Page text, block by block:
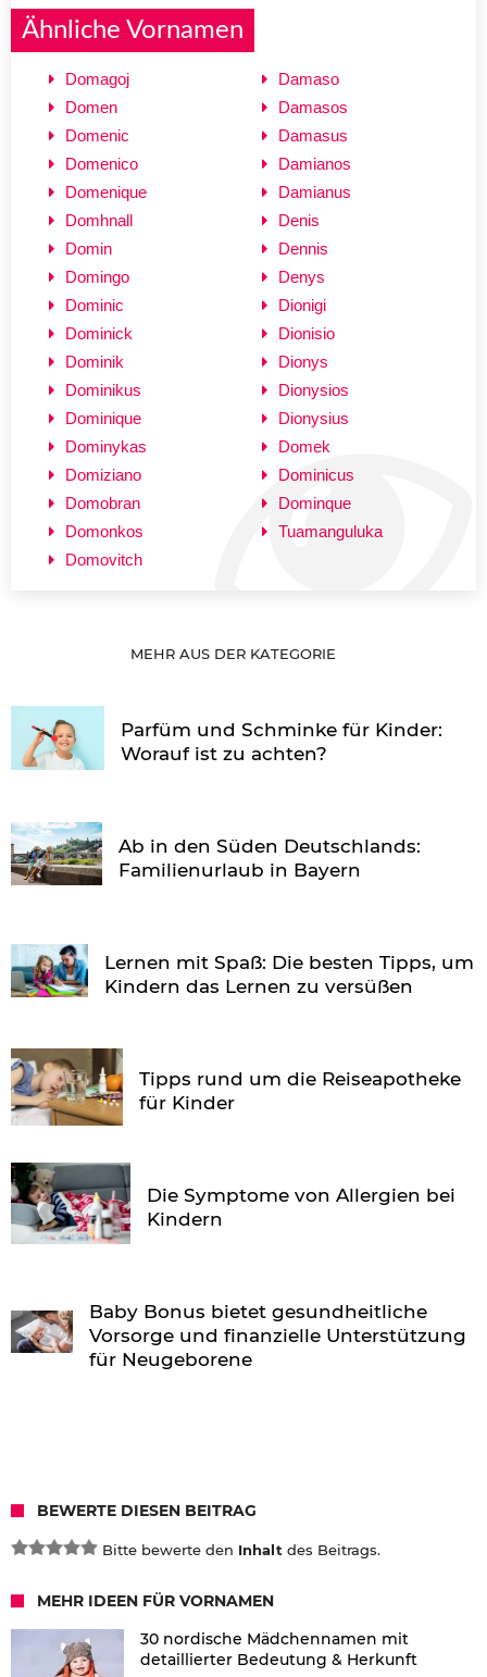
Ähnliche Vornamen
Domagoj
Domen
Domenic
Domenico
Domenique
Domhnall
Domin
Domingo
Dominic
Dominick
Dominik
Dominikus
Dominique
Dominykas
Domiziano
Domobran
Domonkos
Domovitch
Damaso
Damasos
Damasus
Damianos
Damianus
Denis
Dennis
Denys
Dionigi
Dionisio
Dionys
Dionysios
Dionysius
Domek
Dominicus
Dominque
Tuamanguluka
MEHR AUS DER KATEGORIE
Parfüm und Schminke für Kinder:
Worauf ist zu achten?
Ab in den Süden Deutschlands:
Familienurlaub in Bayern
Lernen mit Spaß: Die besten Tipps, um
Kindern das Lernen zu versüßen
Tipps rund um die Reiseapotheke
für Kinder
Die Symptome von Allergien bei
Kindern
Baby Bonus bietet gesundheitliche
Vorsorge und finanzielle Unterstützung
für Neugeborene
BEWERTE DIESEN BEITRAG
Bitte bewerte den Inhalt des Beitrags.
MEHR IDEEN FÜR VORNAMEN
30 nordische Mädchennamen mit
detaillierter Bedeutung & Herkunft